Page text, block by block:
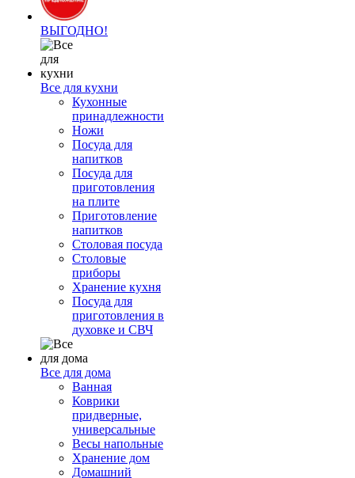
ВЫГОДНО!
Все для кухни
Кухонные
принадлежности
Ножи
Посуда для
напитков
Посуда для
приготовления
на плите
Приготовление
напитков
Столовая посуда
Столовые
приборы
Хранение кухня
Посуда для
приготовления в
духовке и СВЧ
Все для дома
Ванная
Коврики
придверные,
универсальные
Весы напольные
Хранение дом
Домашний